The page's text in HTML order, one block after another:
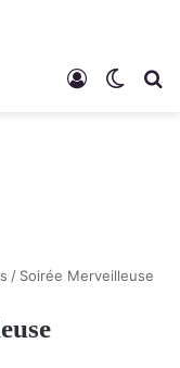
Connexion
/ Soirée Merveilleuse